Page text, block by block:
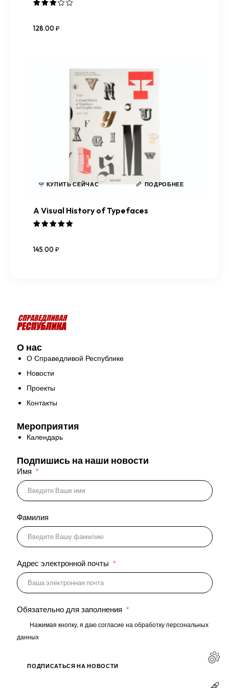
3.00
128.00₽
КУПИТЬ СЕЙЧАС ПОДРОБНЕЕ
A Visual History of Typefaces
из 5
145.00₽
О нас
О Справедливой Республике
Новости
Проекты
Контакты
Мероприятия
Календарь
Подпишись на наши новости
Имя
Фамилия
Адрес электронной почты
Обязательно для заполнения
Нажимая кнопку, я даю согласие на обработку персональных
данных
ПОДПИСАТЬСЯ НА НОВОСТИ